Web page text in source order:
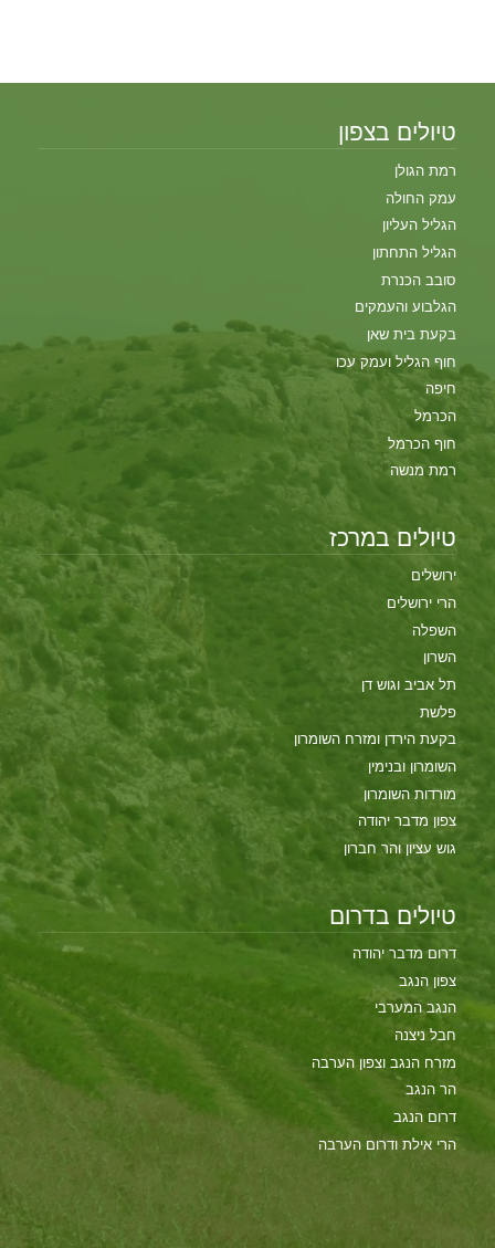
טיולים בצפון
רמת הגולן
עמק החולה
הגליל העליון
הגליל התחתון
סובב הכנרת
הגלבוע והעמקים
בקעת בית שאן
חוף הגליל ועמק עכו
חיפה
הכרמל
חוף הכרמל
רמת מנשה
טיולים במרכז
ירושלים
הרי ירושלים
השפלה
השרון
תל אביב וגוש דן
פלשת
בקעת הירדן ומזרח השומרון
השומרון ובנימין
מורדות השומרון
צפון מדבר יהודה
גוש עציון והר חברון
טיולים בדרום
דרום מדבר יהודה
צפון הנגב
הנגב המערבי
חבל ניצנה
מזרח הנגב וצפון הערבה
הר הנגב
דרום הנגב
הרי אילת ודרום הערבה